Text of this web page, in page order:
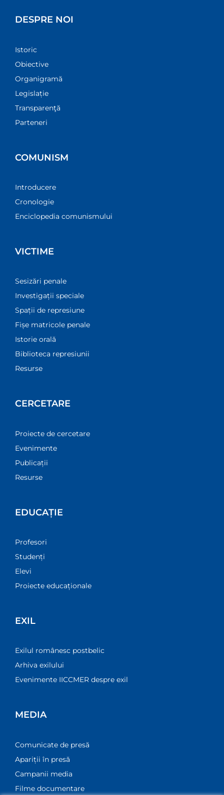
DESPRE NOI
Istoric
Obiective
Organigramă
Legislație
Transparenţă
Parteneri
COMUNISM
Introducere
Cronologie
Enciclopedia comunismului
VICTIME
Sesizări penale
Investigații speciale
Spații de represiune
Fișe matricole penale
Istorie orală
Biblioteca represiunii
Resurse
CERCETARE
Proiecte de cercetare
Evenimente
Publicații
Resurse
EDUCAȚIE
Profesori
Studenți
Elevi
Proiecte educaționale
EXIL
Exilul românesc postbelic
Arhiva exilului
Evenimente IICCMER despre exil
MEDIA
Comunicate de presă
Apariții în presă
Campanii media
Filme documentare